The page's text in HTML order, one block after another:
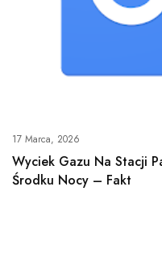
17 Marca, 2026
Wyciek Gazu Na Stacji
Środku Nocy – Fakt